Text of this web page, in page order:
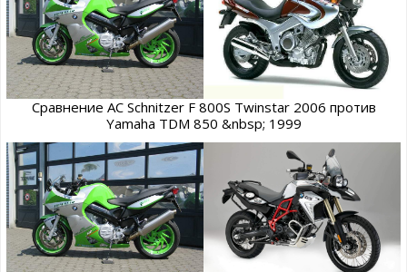
Сравнение AC Schnitzer F 800S Twinstar 2006 против
Yamaha TDM 850 &nbsp; 1999